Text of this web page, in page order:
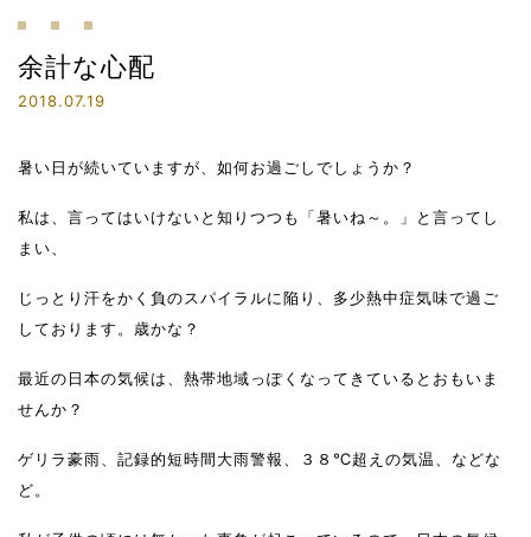
余計な心配
2018.07.19
暑い日が続いていますが、如何お過ごしでしょうか？
私は、言ってはいけないと知りつつも「暑いね～。」と言ってし
まい、
じっとり汗をかく負のスパイラルに陥り、多少熱中症気味で過ご
しております。歳かな？
最近の日本の気候は、熱帯地域っぽくなってきているとおもいま
せんか？
ゲリラ豪雨、記録的短時間大雨警報、３８℃超えの気温、などな
ど。